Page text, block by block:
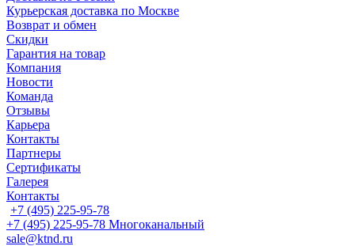
Курьерская доставка по Москве
Возврат и обмен
Скидки
Гарантия на товар
Компания
Новости
Команда
Отзывы
Карьера
Контакты
Партнеры
Сертификаты
Галерея
Контакты
+7 (495) 225-95-78
+7 (495) 225-95-78 Многоканальный
sale@ktnd.ru